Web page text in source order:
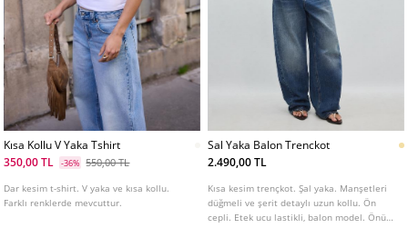
Kısa Kollu V Yaka Tshirt
350,00 TL
-36% 550,00 TL
Dar kesim t-shirt. V yaka ve kısa kollu.
Farklı renklerde mevcuttur.
Sal Yaka Balon Trenckot
2.490,00 TL
Kısa kesim trençkot. Şal yaka. Manşetleri
düğmeli ve şerit detaylı uzun kollu. Ön
cepli. Etek ucu lastikli, balon model. Önü